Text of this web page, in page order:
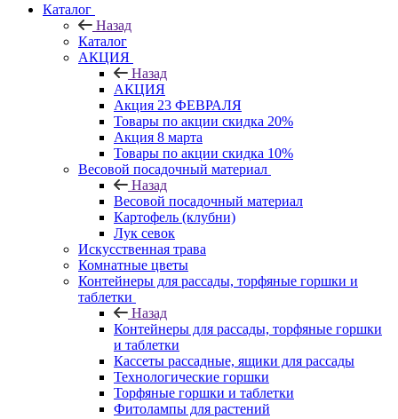
Каталог
Назад
Каталог
АКЦИЯ
Назад
АКЦИЯ
Акция 23 ФЕВРАЛЯ
Товары по акции скидка 20%
Акция 8 марта
Товары по акции скидка 10%
Весовой посадочный материал
Назад
Весовой посадочный материал
Картофель (клубни)
Лук севок
Искусственная трава
Комнатные цветы
Контейнеры для рассады, торфяные горшки и
таблетки
Назад
Контейнеры для рассады, торфяные горшки
и таблетки
Кассеты рассадные, ящики для рассады
Технологические горшки
Торфяные горшки и таблетки
Фитолампы для растений